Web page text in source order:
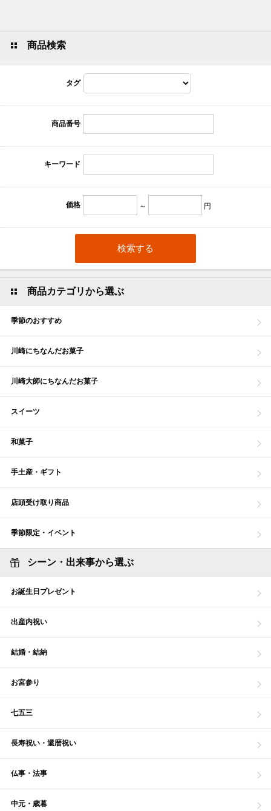
商品検索
タグ
商品番号
キーワード
価格 ～ 円
商品カテゴリから選ぶ
季節のおすすめ
川崎にちなんだお菓子
川崎大師にちなんだお菓子
スイーツ
和菓子
手土産・ギフト
店頭受け取り商品
季節限定・イベント
シーン・出来事から選ぶ
お誕生日プレゼント
出産内祝い
結婚・結納
お宮参り
七五三
長寿祝い・還暦祝い
仏事・法事
中元・歳暮